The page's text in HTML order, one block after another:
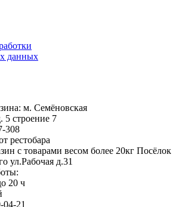
данных
м. Семёновская
5 строение 7
308
рестобара
с товарами весом более 20кг Посёлок
ул.Рабочая д.31
20 ч
04-21